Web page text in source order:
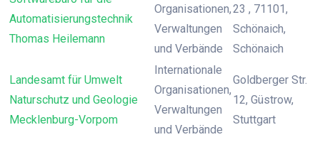
Automatisierungstechnik
Thomas Heilemann
Organisationen,
Verwaltungen
und Verbände
23 , 71101,
Schönaich,
Schönaich
Landesamt für Umwelt
Naturschutz und Geologie
Mecklenburg-Vorpom
Internationale
Organisationen,
Verwaltungen
und Verbände
Goldberger Str.
12, Güstrow,
Stuttgart